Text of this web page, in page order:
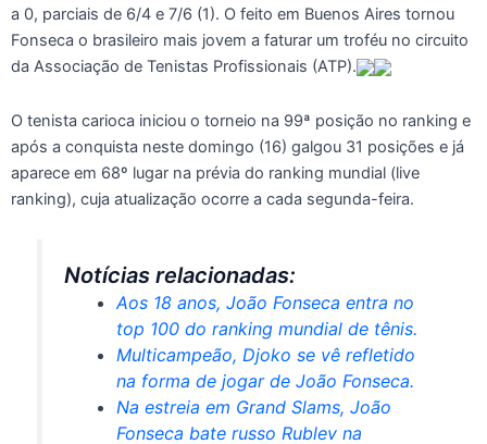
a 0, parciais de 6/4 e 7/6 (1). O feito em Buenos Aires tornou
Fonseca o brasileiro mais jovem a faturar um troféu no circuito
da Associação de Tenistas Profissionais (ATP).
O tenista carioca iniciou o torneio na 99ª posição no ranking e
após a conquista neste domingo (16) galgou 31 posições e já
aparece em 68º lugar na prévia do ranking mundial (live
ranking), cuja atualização ocorre a cada segunda-feira.
Notícias relacionadas:
Aos 18 anos, João Fonseca entra no
top 100 do ranking mundial de tênis.
Multicampeão, Djoko se vê refletido
na forma de jogar de João Fonseca.
Na estreia em Grand Slams, João
Fonseca bate russo Rublev na